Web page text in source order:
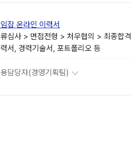
잡 온라인 이력서
심사 > 면접전형 > 처우협의 > 최종합격
서, 경력기술서, 포트폴리오 등
담당자(경영기획팀)